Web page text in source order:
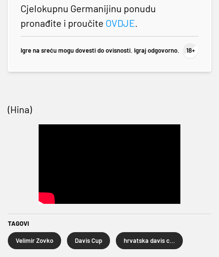
Cjelokupnu Germanijinu ponudu
pronađite i proučite OVDJE.
Igre na sreću mogu dovesti do ovisnosti. Igraj odgovorno.
(Hina)
TAGOVI
Velimir Zovko Davis Cup